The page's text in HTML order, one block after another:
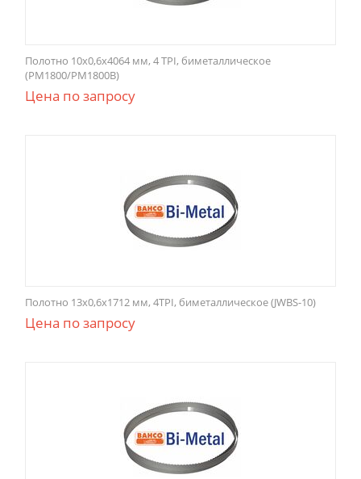
Полотно 10x0,6x4064 мм, 4 TPI, биметаллическое
(PM1800/PM1800B)
Цена по запросу
Полотно 13x0,6x1712 мм, 4TPI, биметаллическое (JWBS-10)
Цена по запросу